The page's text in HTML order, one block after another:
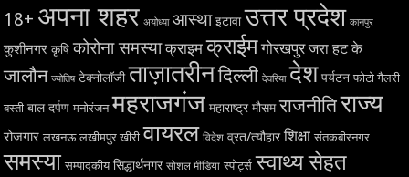
18+ अपना शहर अयोध्या आस्था इटावा उत्तर प्रदेश कानपुर
कुशीनगर कृषि कोरोना समस्या क्राइम क्राईम गोरखपुर जरा हट के
जालौन ज्योतिष टेक्नोलॉजी ताज़ातरीनदिल्ली देवरिया देश पर्यटन फोटो गैलरी
बस्ती बाल दर्पण मनोरंजन महराजगंज महाराष्ट्र मौसम राजनीतिराज्य
रोजगार लखनऊ लखीमपुर खीरी वायरल विदेश व्रत/त्यौहार शिक्षा संतकबीरनगर
समस्या सम्पादकीय सिद्धार्थनगर सोशल मीडिया स्पोर्ट्स स्वाथ्य सेहत